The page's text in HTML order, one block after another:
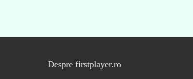
Despre firstplayer.ro